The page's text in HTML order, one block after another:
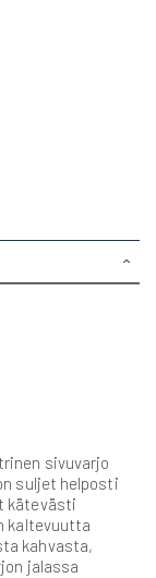
sivuvarjo
suljet helposti
kätevästi
kaltevuutta
kahvasta,
jalassa